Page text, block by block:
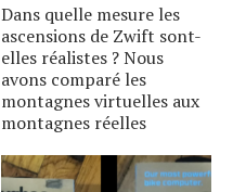
Dans quelle mesure les
ascensions de Zwift sont-
elles réalistes ? Nous
avons comparé les
montagnes virtuelles aux
montagnes réelles